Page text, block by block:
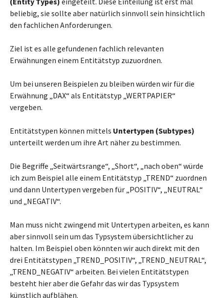
beliebig, sie sollte aber natürlich sinnvoll sein hinsichtlich
den fachlichen Anforderungen.
Ziel ist es alle gefundenen fachlich relevanten
Erwähnungen einem Entitätstyp zuzuordnen.
Um bei unseren Beispielen zu bleiben würden wir für die
Erwähnung „DAX“ als Entitätstyp „WERTPAPIER“
vergeben.
Entitätstypen können mittels Untertypen (Subtypes)
unterteilt werden um ihre Art näher zu bestimmen.
Die Begriffe „Seitwärtsrange“, „Short“, „nach oben“ würde
ich zum Beispiel alle einem Entitätstyp „TREND“ zuordnen
und dann Untertypen vergeben für „POSITIV“, „NEUTRAL“
und „NEGATIV“.
Man muss nicht zwingend mit Untertypen arbeiten, es kann
aber sinnvoll sein um das Typsystem übersichtlicher zu
halten. Im Beispiel oben könnten wir auch direkt mit den
drei Entitätstypen „TREND_POSITIV“, „TREND_NEUTRAL“,
„TREND_NEGATIV“ arbeiten. Bei vielen Entitätstypen
besteht hier aber die Gefahr das wir das Typsystem
künstlich aufblähen.